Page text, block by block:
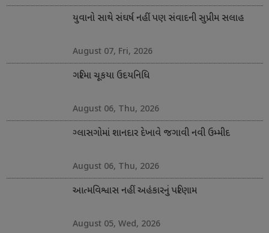
યુવાનો સાથે સંઘર્ષ નહીં પણ સંવાદની સુપ્રીમ સલાહ
August 07, Fri, 2026
ગરિમા ચૂકયા ઉદયનિધિ
August 06, Thu, 2026
ગ્લાસગોમાં શાનદાર દેખાવે જગાવી નવી ઉમ્મીદ
August 06, Thu, 2026
આત્મવિશ્વાસ નહીં અહંકારનું પરિણામ
August 05, Wed, 2026